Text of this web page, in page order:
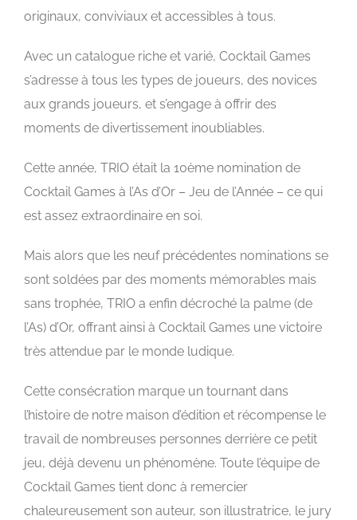
originaux, conviviaux et accessibles à tous.
Avec un catalogue riche et varié, Cocktail Games
s’adresse à tous les types de joueurs, des novices
aux grands joueurs, et s’engage à offrir des
moments de divertissement inoubliables.
Cette année, TRIO était la 10ème nomination de
Cocktail Games à l’As d’Or – Jeu de l’Année– ce qui
est assez extraordinaire en soi.
Mais alors que les neuf précédentes nominations se
sont soldées par des moments mémorables mais
sans trophée, TRIO a enfin décroché la palme (de
l’As) d’Or, offrant ainsi à Cocktail Games une victoire
très attendue par le monde ludique.
Cette consécration marque un tournant dans
l’histoire de notre maison d’édition et récompense le
travail de nombreuses personnes derrière ce petit
jeu, déjà devenu un phénomène. Toute l’équipe de
Cocktail Games tient donc à remercier
chaleureusement son auteur, son illustratrice, le jury